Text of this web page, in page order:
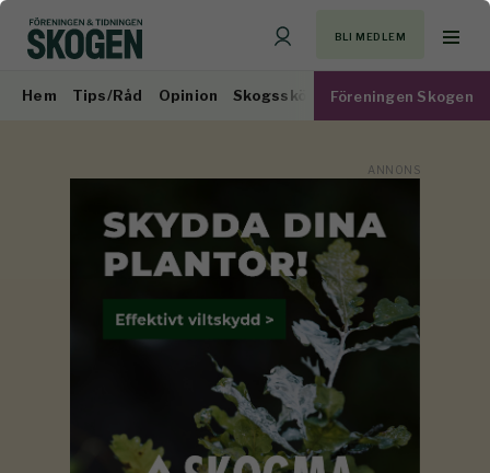
BLI MEDLEM
Hem Tips/Råd Opinion Skogsskötsel Virkesmarknad
Föreningen Skogen